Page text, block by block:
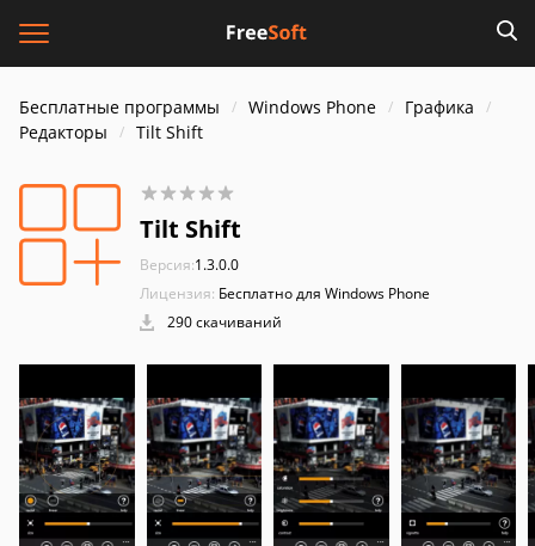
Бесплатные программы Windows Phone
Графика
Редакторы
Tilt Shift
Tilt Shift
Версия:1.3.0.0
Лицензия: Бесплатно для Windows Phone
290 скачиваний